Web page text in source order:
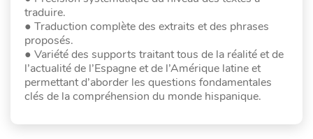
traduire.
● Traduction complète des extraits et des phrases
proposés.
● Variété des supports traitant tous de la réalité et de
l’actualité de l’Espagne et de l’Amérique latine et
permettant d’aborder les questions fondamentales
clés de la compréhension du monde hispanique.